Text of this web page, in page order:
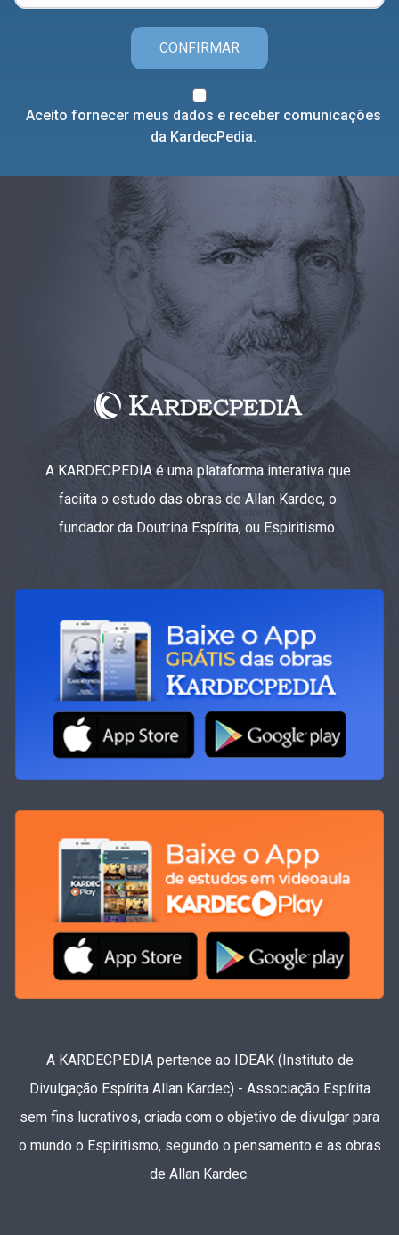
CONFIRMAR
Aceito fornecer meus dados e receber comunicações
da KardecPedia.
A KARDECPEDIA é uma plataforma interativa que
faciita o estudo das obras de Allan Kardec, o
fundador da Doutrina Espírita, ou Espiritismo.
A KARDECPEDIA pertence ao IDEAK (Instituto de
Divulgação Espírita Allan Kardec) - Associação Espírita
sem fins lucrativos, criada com o objetivo de divulgar para
o mundo o Espiritismo, segundo o pensamento e as obras
de Allan Kardec.